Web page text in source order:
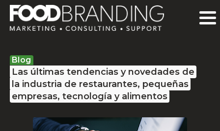
Blog
Las últimas tendencias y novedades de
la industria de restaurantes, pequeñas
empresas, tecnología y alimentos